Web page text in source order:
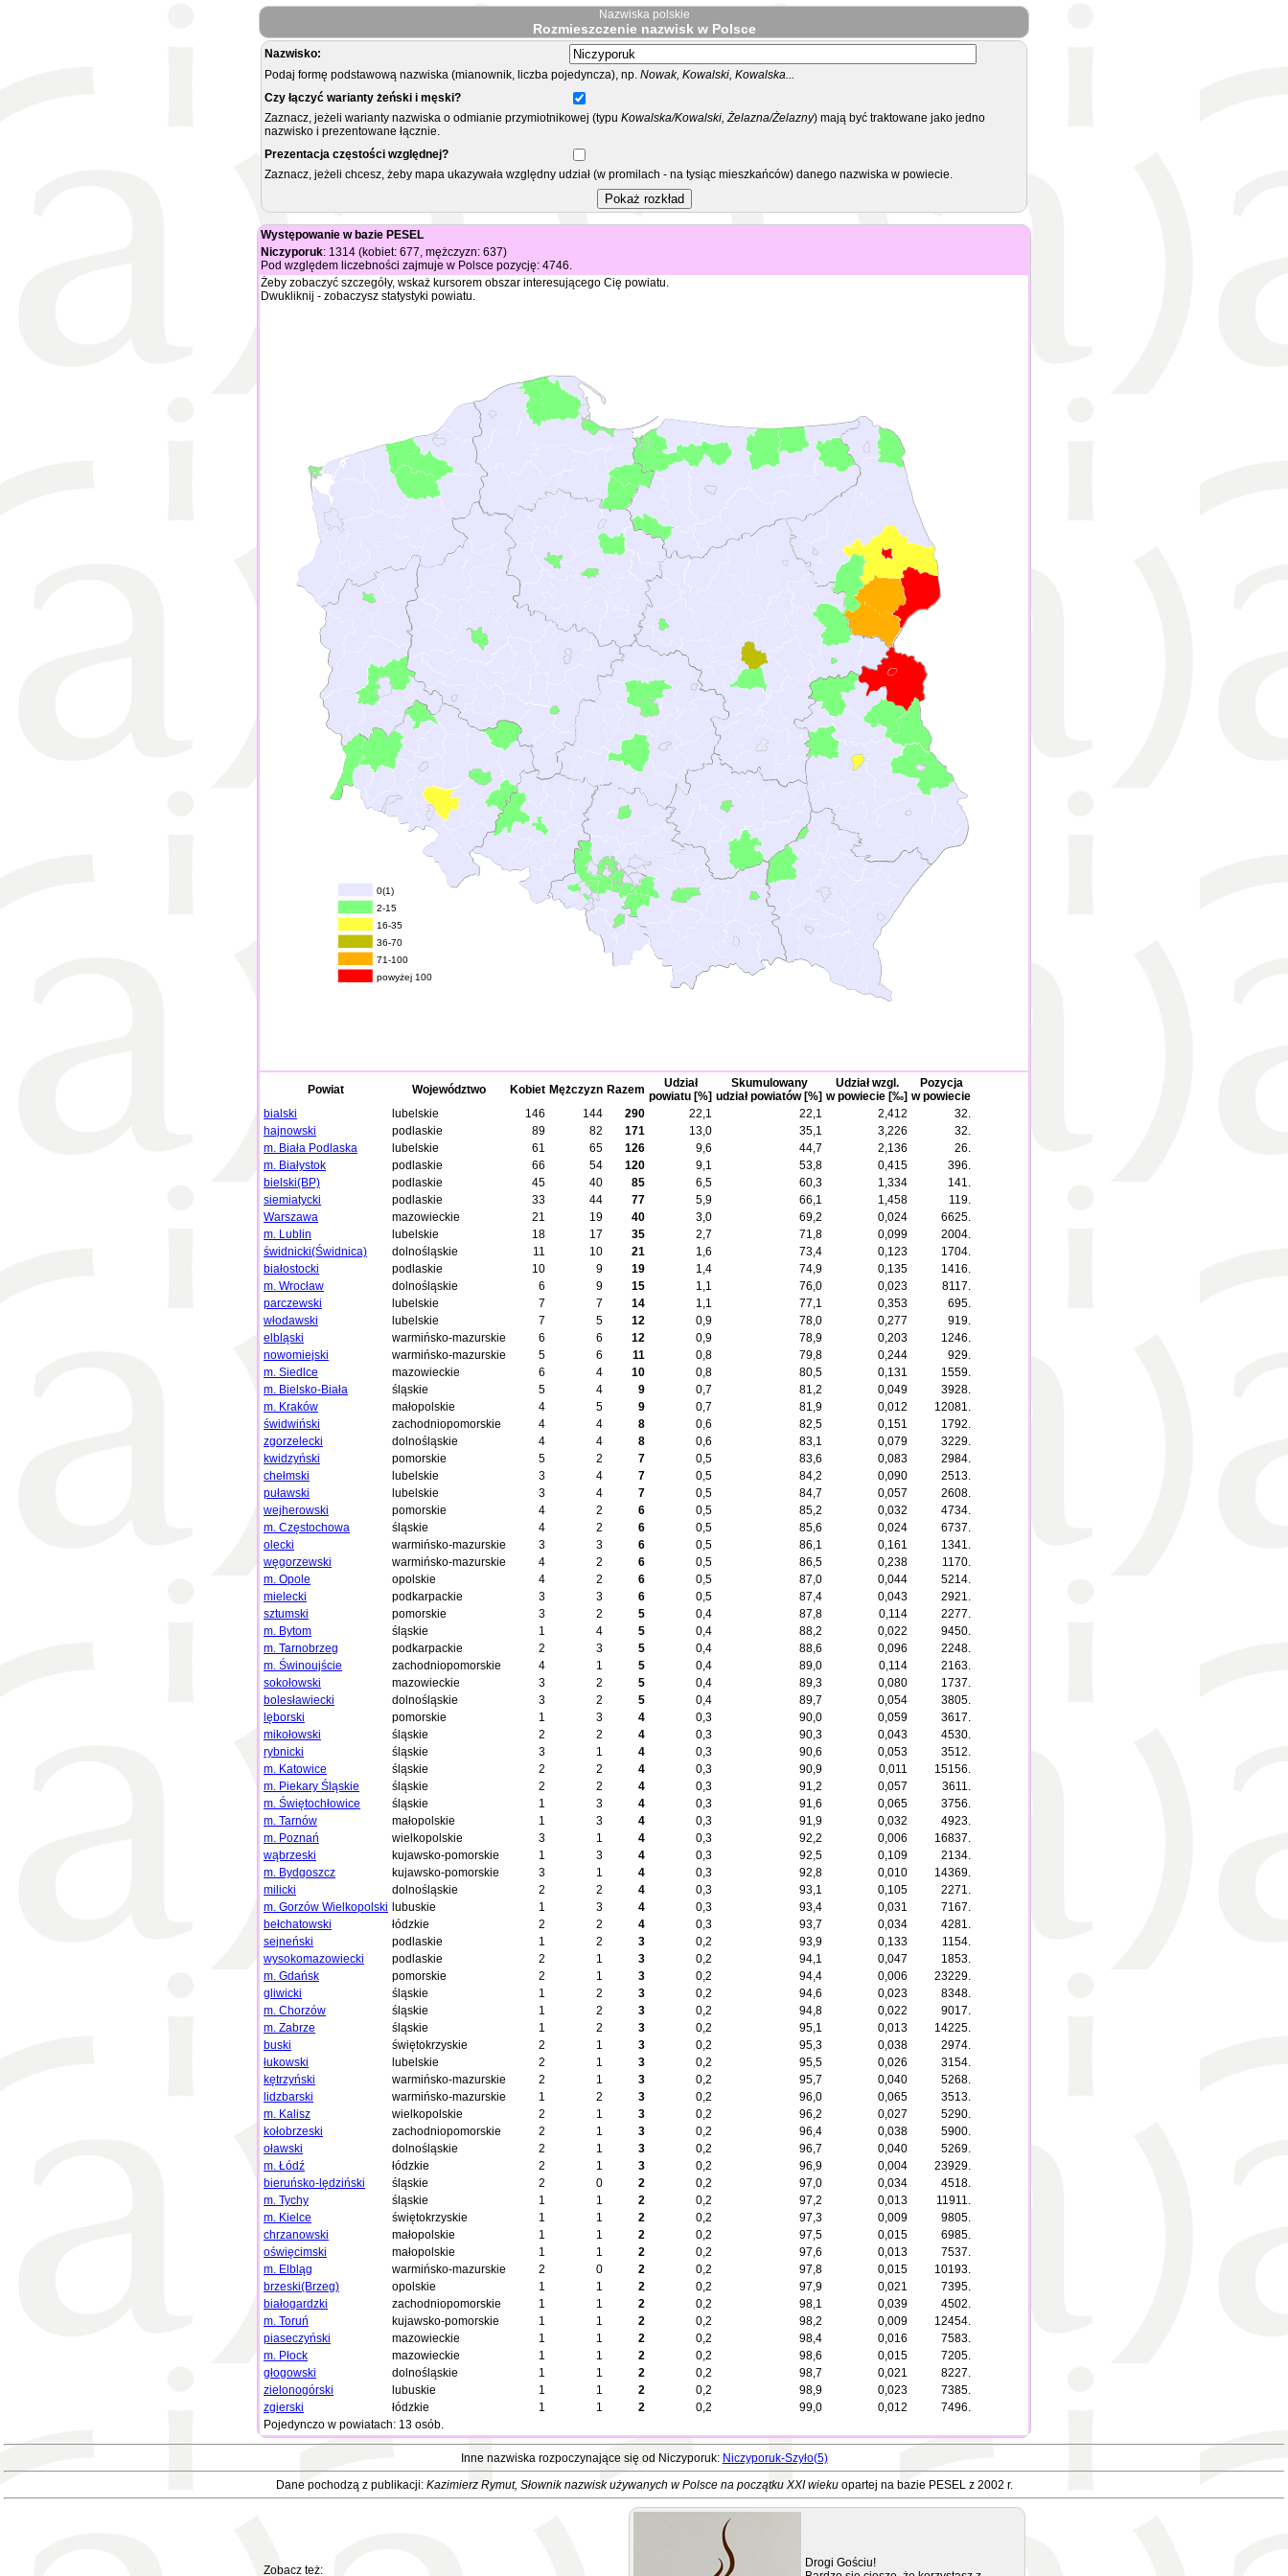
Nazwiska polskie
Rozmieszczenie nazwisk w Polsce
Nazwisko:
Podaj formę podstawową nazwiska (mianownik, liczba pojedyncza), np. Nowak, Kowalski, Kowalska...
Czy łączyć warianty żeński i męski?
Zaznacz, jeżeli warianty nazwiska o odmianie przymiotnikowej (typu Kowalska/Kowalski, Żelazna/Żelazny) mają być traktowane jako jedno
nazwisko i prezentowane łącznie.
Prezentacja częstości względnej?
Zaznacz, jeżeli chcesz, żeby mapa ukazywała względny udział (w promilach - na tysiąc mieszkańców) danego nazwiska w powiecie.
Występowanie w bazie PESEL
Niczyporuk: 1314 (kobiet: 677, mężczyzn: 637)
Pod względem liczebności zajmuje w Polsce pozycję: 4746.
Żeby zobaczyć szczegóły, wskaż kursorem obszar interesującego Cię powiatu.
Dwukliknij - zobaczysz statystyki powiatu.
0(1)
2-15
16-35
36-70
71-100
powyżej 100
Powiat Województwo Kobiet Mężczyzn Razem
Udział
powiatu [%]
Skumulowany
udział powiatów [%]
Udział wzgl.
w powiecie [‰]
Pozycja
w powiecie
bialski
lubelskie 146 144 290 22,1 22,1 2,412
32.
hajnowski
podlaskie 89 82 171 13,0 35,1 3,226
32.
m. Biała Podlaska
lubelskie 61 65 126 9,6 44,7 2,136
26.
m. Białystok
podlaskie 66 54 120 9,1 53,8 0,415
396.
bielski(BP)
podlaskie 45 40 85 6,5 60,3 1,334
141.
siemiatycki
podlaskie 33 44 77 5,9 66,1 1,458
119.
Warszawa
mazowieckie 21 19 40 3,0 69,2 0,024
6625.
m. Lublin
lubelskie 18 17 35 2,7 71,8 0,099
2004.
świdnicki(Świdnica)
dolnośląskie 11 10 21 1,6 73,4 0,123
1704.
białostocki
podlaskie 10 9 19 1,4 74,9 0,135
1416.
m. Wrocław
dolnośląskie 6 9 15 1,1 76,0 0,023
8117.
parczewski
lubelskie 7 7 14 1,1 77,1 0,353
695.
włodawski
lubelskie 7 5 12 0,9 78,0 0,277
919.
elbląski
warmińsko-mazurskie 6 6 12 0,9 78,9 0,203
1246.
nowomiejski
warmińsko-mazurskie 5 6 11 0,8 79,8 0,244
929.
m. Siedlce
mazowieckie 6 4 10 0,8 80,5 0,131
1559.
m. Bielsko-Biała
śląskie 5 4 9 0,7 81,2 0,049
3928.
m. Kraków
małopolskie 4 5 9 0,7 81,9 0,012
12081.
świdwiński
zachodniopomorskie 4 4 8 0,6 82,5 0,151
1792.
zgorzelecki
dolnośląskie 4 4 8 0,6 83,1 0,079
3229.
kwidzyński
pomorskie 5 2 7 0,5 83,6 0,083
2984.
chełmski
lubelskie 3 4 7 0,5 84,2 0,090
2513.
puławski
lubelskie 3 4 7 0,5 84,7 0,057
2608.
wejherowski
pomorskie 4 2 6 0,5 85,2 0,032
4734.
m. Częstochowa
śląskie 4 2 6 0,5 85,6 0,024
6737.
olecki
warmińsko-mazurskie 3 3 6 0,5 86,1 0,161
1341.
węgorzewski
warmińsko-mazurskie 4 2 6 0,5 86,5 0,238
1170.
m. Opole
opolskie 4 2 6 0,5 87,0 0,044
5214.
mielecki
podkarpackie 3 3 6 0,5 87,4 0,043
2921.
sztumski
pomorskie 3 2 5 0,4 87,8 0,114
2277.
m. Bytom
śląskie 1 4 5 0,4 88,2 0,022
9450.
m. Tarnobrzeg
podkarpackie 2 3 5 0,4 88,6 0,096
2248.
m. Świnoujście
zachodniopomorskie 4 1 5 0,4 89,0 0,114
2163.
sokołowski
mazowieckie 3 2 5 0,4 89,3 0,080
1737.
bolesławiecki
dolnośląskie 3 2 5 0,4 89,7 0,054
3805.
lęborski
pomorskie 1 3 4 0,3 90,0 0,059
3617.
mikołowski
śląskie 2 2 4 0,3 90,3 0,043
4530.
rybnicki
śląskie 3 1 4 0,3 90,6 0,053
3512.
m. Katowice
śląskie 2 2 4 0,3 90,9 0,011
15156.
m. Piekary Śląskie
śląskie 2 2 4 0,3 91,2 0,057
3611.
m. Świętochłowice
śląskie 1 3 4 0,3 91,6 0,065
3756.
m. Tarnów
małopolskie 1 3 4 0,3 91,9 0,032
4923.
m. Poznań
wielkopolskie 3 1 4 0,3 92,2 0,006
16837.
wąbrzeski
kujawsko-pomorskie 1 3 4 0,3 92,5 0,109
2134.
m. Bydgoszcz
kujawsko-pomorskie 3 1 4 0,3 92,8 0,010
14369.
milicki
dolnośląskie 2 2 4 0,3 93,1 0,105
2271.
m. Gorzów Wielkopolski lubuskie 1 3 4 0,3 93,4 0,031
7167.
bełchatowski
łódzkie 2 2 4 0,3 93,7 0,034
4281.
sejneński
podlaskie 1 2 3 0,2 93,9 0,133
1154.
wysokomazowiecki
podlaskie 2 1 3 0,2 94,1 0,047
1853.
m. Gdańsk
pomorskie 2 1 3 0,2 94,4 0,006
23229.
gliwicki
śląskie 1 2 3 0,2 94,6 0,023
8348.
m. Chorzów
śląskie 1 2 3 0,2 94,8 0,022
9017.
m. Zabrze
śląskie 1 2 3 0,2 95,1 0,013
14225.
buski
świętokrzyskie 2 1 3 0,2 95,3 0,038
2974.
łukowski
lubelskie 2 1 3 0,2 95,5 0,026
3154.
kętrzyński
warmińsko-mazurskie 2 1 3 0,2 95,7 0,040
5268.
lidzbarski
warmińsko-mazurskie 1 2 3 0,2 96,0 0,065
3513.
m. Kalisz
wielkopolskie 2 1 3 0,2 96,2 0,027
5290.
kołobrzeski
zachodniopomorskie 2 1 3 0,2 96,4 0,038
5900.
oławski
dolnośląskie 2 1 3 0,2 96,7 0,040
5269.
m. Łódź
łódzkie 2 1 3 0,2 96,9 0,004
23929.
bieruńsko-lędziński
śląskie 2 0 2 0,2 97,0 0,034
4518.
m. Tychy
śląskie 1 1 2 0,2 97,2 0,013
11911.
m. Kielce
świętokrzyskie 1 1 2 0,2 97,3 0,009
9805.
chrzanowski
małopolskie 1 1 2 0,2 97,5 0,015
6985.
oświęcimski
małopolskie 1 1 2 0,2 97,6 0,013
7537.
m. Elbląg
warmińsko-mazurskie 2 0 2 0,2 97,8 0,015
10193.
brzeski(Brzeg)
opolskie 1 1 2 0,2 97,9 0,021
7395.
białogardzki
zachodniopomorskie 1 1 2 0,2 98,1 0,039
4502.
m. Toruń
kujawsko-pomorskie 1 1 2 0,2 98,2 0,009
12454.
piaseczyński
mazowieckie 1 1 2 0,2 98,4 0,016
7583.
m. Płock
mazowieckie 1 1 2 0,2 98,6 0,015
7205.
głogowski
dolnośląskie 1 1 2 0,2 98,7 0,021
8227.
zielonogórski
lubuskie 1 1 2 0,2 98,9 0,023
7385.
zgierski
łódzkie 1 1 2 0,2 99,0 0,012
7496.
Pojedynczo w powiatach: 13 osób.
Inne nazwiska rozpoczynające się od Niczyporuk: Niczyporuk-Szyło(5)
Dane pochodzą z publikacji: Kazimierz Rymut, Słownik nazwisk używanych w Polsce na początku XXI wiekuopartej na bazie PESEL z 2002 r.
Zobacz też:
Drogi Gościu!